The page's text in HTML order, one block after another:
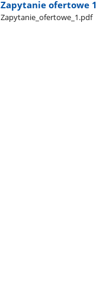
Zapytanie ofertowe 1
Zapytanie​_ofertowe​_1.pdf